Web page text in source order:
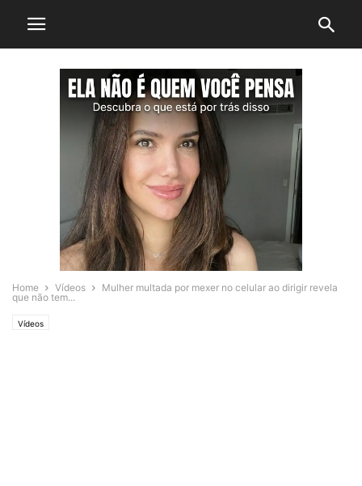
Home Vídeos
Mulher multada por mexer no celular ao dirigir revela
que não tem...
Vídeos